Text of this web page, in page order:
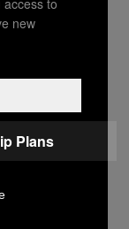
делает
new
Plans